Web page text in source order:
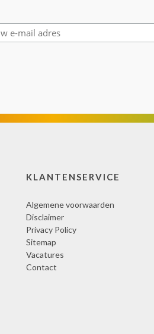
KLANTENSERVICE
Algemene voorwaarden
Disclaimer
Privacy Policy
Sitemap
Vacatures
Contact